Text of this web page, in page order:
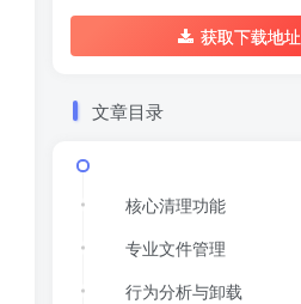
获取下载地址
文章目录
核心清理功能
专业文件管理
行为分析与卸载